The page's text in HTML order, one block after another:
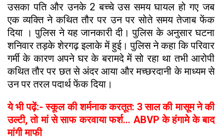
उसका पति और उनके 2 बच्चे उस समय घायल हो गए जब
एक व्यक्ति ने कथित तौर पर उन पर सोते समय तेजाब फेंक
दिया । पुलिस ने यह जानकारी दी। पुलिस के अनुसार घटना
शनिवार तड़के शेरगढ़ इलाके में हुई। पुलिस ने कहा कि परिवार
गर्मी के कारण अपने घर के बरामदे में सो रहा था तभी आरोपी
कथित तौर पर छत से अंदर आया और मच्छरदानी के माध्यम से
उन पर तरल पदार्थ फेंक दिया।
ये भी पढ़ें:- स्कूल की शर्मनाक करतूत: 3 साल की मासूम ने की
उल्टी, तो मां से साफ करवाया फर्श... ABVP के हंगामे के बाद
मांगी माफी